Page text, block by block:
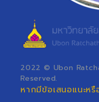
2022 © Ubon
Reserved.
หากมีข้อเสนอแนะห